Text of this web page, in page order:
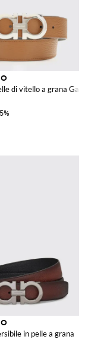
di vitello a grana
in pelle a grana